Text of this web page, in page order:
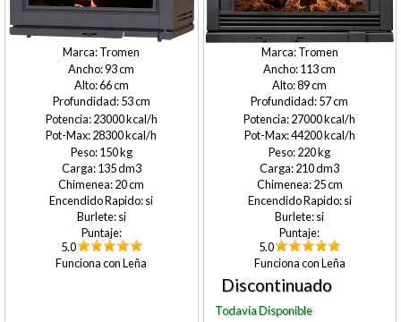
Tromen
93
66
53
23000
28300
150
135
20
si
si
5.0
Leña
Tromen
113
89
57
27000
44200
220
210
25
si
si
5.0
Leña